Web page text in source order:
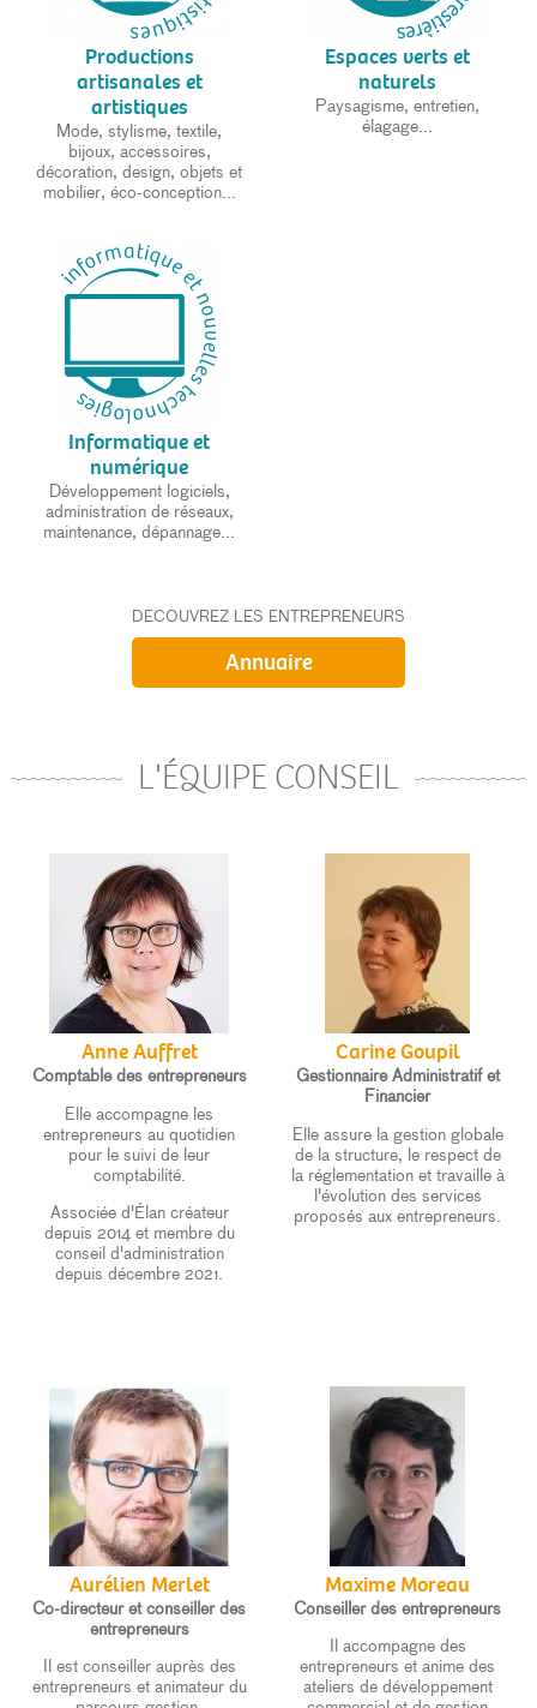
Productions
artisanales et
artistiques
Mode, stylisme, textile,
bijoux, accessoires,
décoration, design, objets et
mobilier, éco-conception...
Espaces verts et
naturels
Paysagisme, entretien,
élagage...
Informatique et
numérique
Développement logiciels,
administration de réseaux,
maintenance, dépannage...
DECOUVREZ LES ENTREPRENEURS
Annuaire
L'ÉQUIPE CONSEIL
Anne Auffret
Comptable des entrepreneurs
Elle accompagne les
entrepreneurs au quotidien
pour le suivi de leur
comptabilité.
Associée d'Élan créateur
depuis 2014 et membre du
conseil d'administration
depuis décembre 2021.
Carine Goupil
Gestionnaire Administratif et
Financier
Elle assure la gestion globale
de la structure, le respect de
la réglementation et travaille à
l'évolution des services
proposés aux entrepreneurs.
Aurélien Merlet
Co-directeur et conseiller des
entrepreneurs
Il est conseiller auprès des
entrepreneurs et animateur du
Maxime Moreau
Conseiller des entrepreneurs
Il accompagne des
entrepreneurs et anime des
ateliers de développement